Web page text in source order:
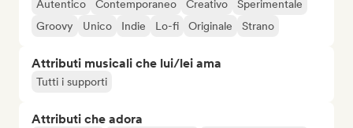
Autentico Contemporaneo Creativo
Sperimentale
Groovy
Unico Indie Lo-fi Originale Strano
Attributi musicali che lui/lei ama
Tutti i supporti
Attributi che adora